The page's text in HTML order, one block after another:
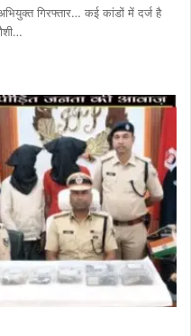
गिरफ्तार… कई कांडों में दर्ज है